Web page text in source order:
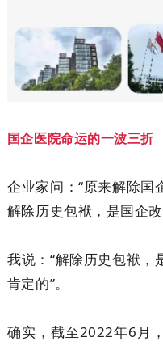
国企医院命运的一波三折
企业家问：“原来解除国
解除历史包袱，是国企改
我说：“解除历史包袱，
肯定的”。
确实，截至2022年6月